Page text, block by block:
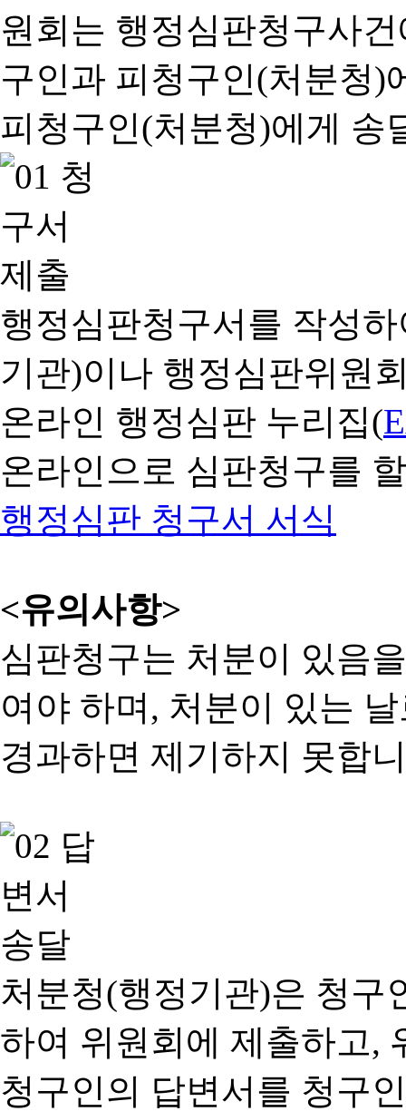
행정심판청구서를 작성
기관)이나 행정심판위원
온라인 행정심판 누리집(
온라인으로 심판청구를
행정심판 청구서 서식
<유의사항>
심판청구는 처분이 있음
여야 하며, 처분이 있는
경과하면 제기하지 못합
처분청(행정기관)은 청구
하여 위원회에 제출하고,
청구인의 답변서를 청구